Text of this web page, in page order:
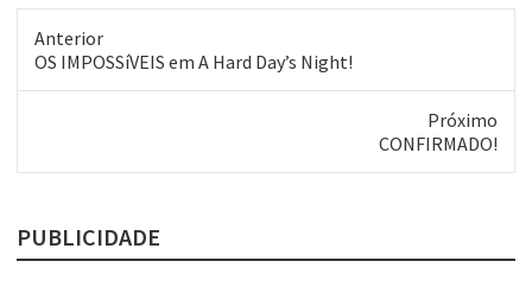
Anterior
Post
OS IMPOSSíVEIS em A Hard Day’s Night!
Próximo
CONFIRMADO!
PUBLICIDADE